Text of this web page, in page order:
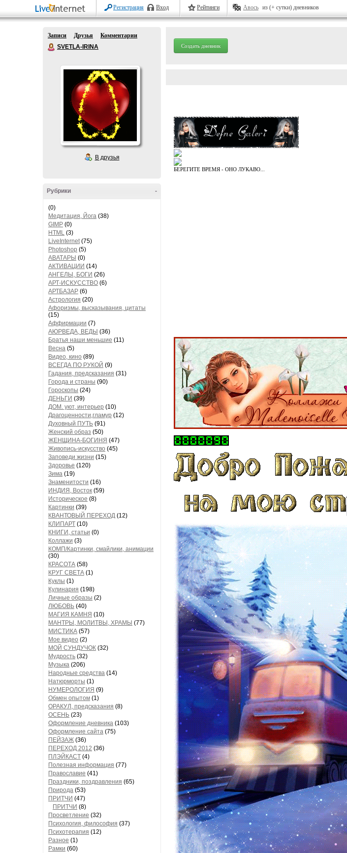
Регистрация Вход Рейтинги Авось из (+ сутки) дневников
Записи Друзья
Комментарии
SVETLA-IRINA
В друзья
-
Рубрики
(0)
Медитация, Йога (38)
GIMP (0)
HTML (3)
LiveInternet(75)
Photoshop (5)
АВАТАРЫ (0)
АКТИВАЦИИ (14)
АНГЕЛЫ, БОГИ (26)
АРТ-ИСКУССТВО (6)
АРТБАЗАР (6)
Астрология (20)
Афоризмы, высказывания, цитаты
(15)
Аффирмации (7)
АЮРВЕДА, ВЕДЫ (36)
Братья наши меньшие (11)
Весна (5)
Видео, кино (89)
ВСЕГДА ПО РУКОЙ (9)
Гадания, предсказания (31)
Города и страны (90)
Гороскопы (24)
ДЕНЬГИ (39)
ДОМ. уют, интерьер (10)
Драгоценности,гламур (12)
Духовный ПУТЬ (91)
Женский образ (50)
ЖЕНЩИНА-БОГИНЯ (47)
Живопись-искусство (45)
Заповеди жизни (15)
Здоровье (120)
Зима (19)
Знаменитости (16)
ИНДИЯ, Восток (59)
Историческое (8)
Картинки (39)
КВАНТОВЫЙ ПЕРЕХОД (12)
КЛИПАРТ (10)
КНИГИ, статьи (0)
Коллажи (3)
КОМП/Картинки, смайлики, анимации
(30)
КРАСОТА (58)
КРУГ СВЕТА (1)
Куклы (1)
Кулинария (198)
Личные образы (2)
ЛЮБОВЬ (40)
МАГИЯ КАМНЯ (10)
МАНТРЫ, МОЛИТВЫ, ХРАМЫ (77)
МИСТИКА (57)
Мое видео (2)
МОЙ СУНДУЧОК (32)
Мудрость (32)
Музыка (206)
Народные средства (14)
Натюрморты (1)
НУМЕРОЛОГИЯ (9)
Обмен опытом (1)
ОРАКУЛ, предсказания (8)
ОСЕНЬ (23)
Оформление дневника (103)
Оформление сайта (75)
ПЕЙЗАЖ (36)
ПЕРЕХОД 2012 (36)
ПЛЭЙКАСТ (4)
Полезная информация (77)
Православие (41)
Праздники, поздравления (65)
Природа (53)
ПРИТЧИ (47)
ПРИТЧИ (8)
Просветление (32)
Психология, философия (37)
Психотерапия (12)
Разное (1)
Рамки (60)
Создать дневник
БЕРЕГИТЕ ВРЕМЯ - ОНО ЛУКАВО...